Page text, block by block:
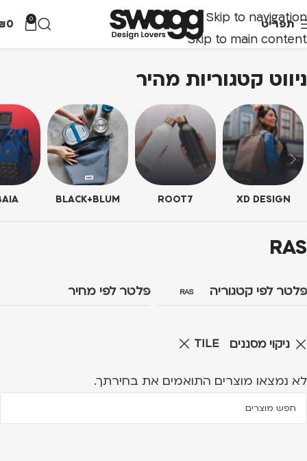
Skip to navigation
Skip to main content
תפריט 0
0
ניווט קטגוריות מהיר
XD DESIGN
ROOT7
BLACK+BLUM
RAS
פלטר לפי קטגוריה RAS פלטר לפי מחיר
ניקוי מסננים TILE
לא נמצאו מוצרים התואמים את בחירתך.